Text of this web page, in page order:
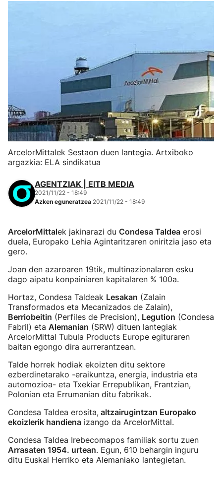
ArcelorMittalek Sestaon duen lantegia. Artxiboko
argazkia: ELA sindikatua
AGENTZIAK | EITB MEDIA
2021/11/22 - 18:49
Azken eguneratzea 2021/11/22 - 18:49
ArcelorMittalek jakinarazi du Condesa Taldea erosi
duela, Europako Lehia Agintaritzaren oniritzia jaso eta
gero.
Joan den azaroaren 19tik, multinazionalaren esku
dago aipatu konpainiaren kapitalaren % 100a.
Hortaz, Condesa Taldeak Lesakan (Zalain
Transformados eta Mecanizados de Zalain),
Berriobeitin (Perfiles de Precision), Legution (Condesa
Fabril) eta Alemanian (SRW) dituen lantegiak
ArcelorMittal Tubula Products Europe egituraren
baitan egongo dira aurrerantzean.
Talde horrek hodiak ekoizten ditu sektore
ezberdinetarako -eraikuntza, energia, industria eta
automozioa- eta Txekiar Errepublikan, Frantzian,
Polonian eta Errumanian ditu fabrikak.
Condesa Taldea erosita, altzairugintzan Europako
ekoizlerik handiena izango da ArcelorMittal.
Condesa Taldea Irebecomapos familiak sortu zuen
Arrasaten 1954. urtean. Egun, 610 behargin inguru
ditu Euskal Herriko eta Alemaniako lantegietan.